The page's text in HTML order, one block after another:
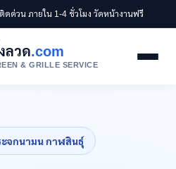
ดด่วน ภายใน 1-4 ชั่วโมง วัดหน้างานฟรี
ลวด.com
& GRILLE SERVICE
จกนามน กาฬสินธุ์